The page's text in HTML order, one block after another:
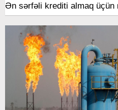
Ən sərfəli krediti almaq üçün